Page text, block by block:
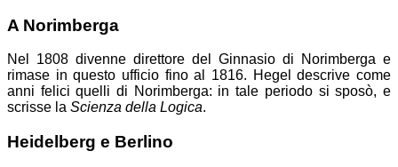
A Norimberga
Nel 1808 divenne direttore del Ginnasio di Norimberga e
rimase in questo ufficio fino al 1816. Hegel descrive come
anni felici quelli di Norimberga: in tale periodo si sposò, e
scrisse la Scienza della Logica.
Heidelberg e Berlino